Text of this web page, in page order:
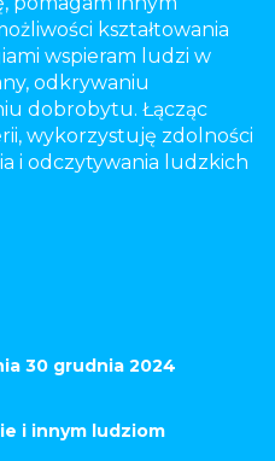
kształtowania
wspieram ludzi w
odkrywaniu
dobrobytu. Łącząc
wykorzystuję zdolności
i odczytywania ludzkich
30 grudnia 2024
i innym ludziom